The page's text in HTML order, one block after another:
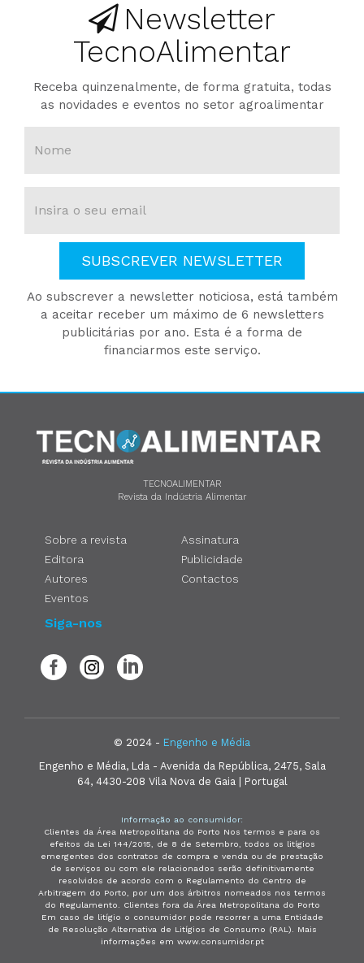
Newsletter
TecnoAlimentar
Receba quinzenalmente, de forma gratuita, todas
as novidades e eventos no setor agroalimentar
SUBSCREVER NEWSLETTER
Ao subscrever a newsletter noticiosa, está também
a aceitar receber um máximo de 6 newsletters
publicitárias por ano. Esta é a forma de
financiarmos este serviço.
TECNOALIMENTAR
Revista da Indústria Alimentar
Sobre a revista
Editora
Autores
Eventos
Assinatura
Publicidade
Contactos
Siga-nos
© 2024 - Engenho e Média
Engenho e Média, Lda - Avenida da República, 2475, Sala
64, 4430-208 Vila Nova de Gaia | Portugal
Informação ao consumidor:
Clientes da Área Metropolitana do Porto Nos termos e para os
efeitos da Lei 144/2015, de 8 de Setembro, todos os litígios
emergentes dos contratos de compra e venda ou de prestação
de serviços ou com ele relacionados serão definitivamente
resolvidos de acordo com o Regulamento do Centro de
Arbitragem do Porto, por um dos árbitros nomeados nos termos
do Regulamento. Clientes fora da Área Metropolitana do Porto
Em caso de litígio o consumidor pode recorrer a uma Entidade
de Resolução Alternativa de Litígios de Consumo (RAL). Mais
informações em www.consumidor.pt